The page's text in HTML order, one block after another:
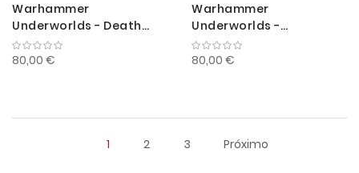
Warhammer
Underworlds - Death
Warbands: Morbid
Minions
80,00 €
Warhammer
Underworlds -
Destruction Warbands:
Gitz and Goliaths
80,00 €
1 2 3 Próximo